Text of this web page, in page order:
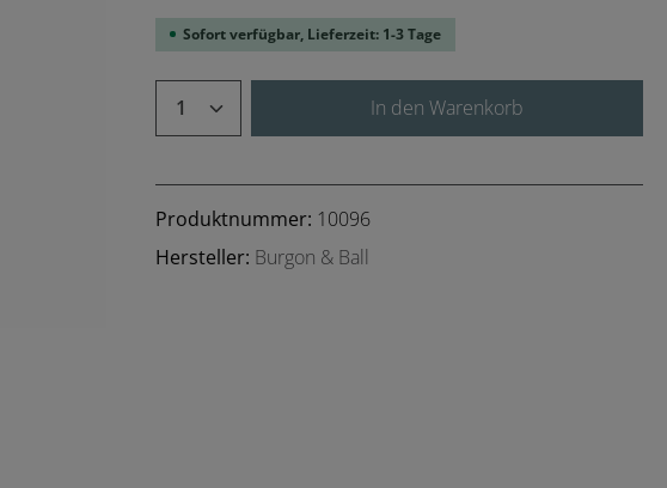
Sofort verfügbar, Lieferzeit: 1-3 Tage
Produkt Anzahl: Gib den
In den Warenkorb
Produktnummer: 10096
Hersteller: Burgon & Ball